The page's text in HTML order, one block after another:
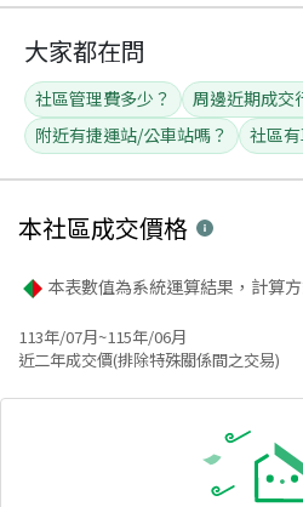
大家都在問
社區管理費多少？
周邊近期成交
附近有捷運站/公車站嗎？
社區
本社區成交價格
本表數值為系統運算結果，計算
113年/07月~115年/06月
近二年成交價(排除特殊關係間之交易)